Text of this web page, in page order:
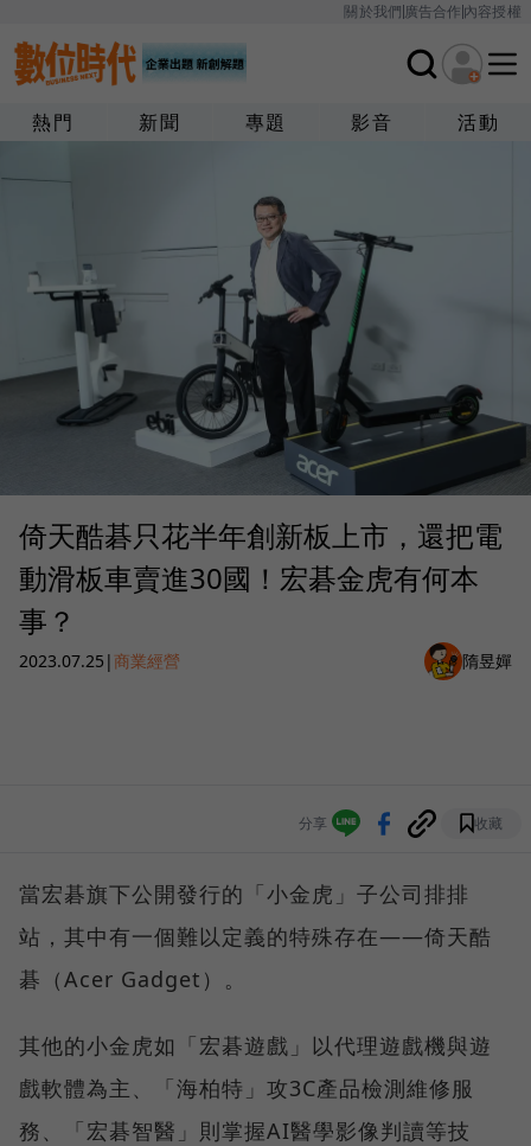
關於我們廣告合作內容授權
熱門 新聞 專題 影音 活動
倚天酷碁只花半年創新板上市，還把電
動滑板車賣進30國！宏碁金虎有何本
事？
2023.07.25 |商業經營 隋昱嬋
分享 收藏
當宏碁旗下公開發行的「小金虎」子公司排排
站，其中有一個難以定義的特殊存在——倚天酷
碁（Acer Gadget）。
其他的小金虎如「宏碁遊戲」以代理遊戲機與遊
戲軟體為主、「海柏特」攻3C產品檢測維修服
務、「宏碁智醫」則掌握AI醫學影像判讀等技